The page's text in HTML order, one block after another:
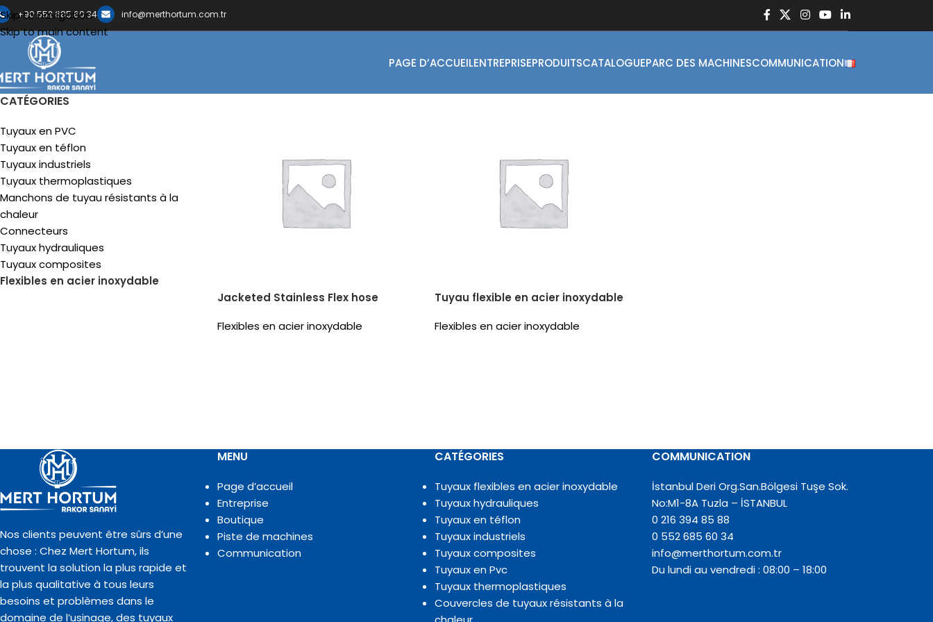
Skip to navigation
Skip to main content
+90 552 685 60 34 info@merthortum.com.tr
PAGE D’ACCUEILENTREPRISEPRODUITSCATALOGUEPARC DES MACHINESCOMMUNICATION
CATÉGORIES
Tuyaux en PVC
Tuyaux en téflon
Tuyaux industriels
Tuyaux thermoplastiques
Manchons de tuyau résistants à la
chaleur
Connecteurs
Tuyaux hydrauliques
Tuyaux composites
Flexibles en acier inoxydable
Jacketed Stainless Flex hose
Flexibles en acier inoxydable
Tuyau flexible en acier inoxydable
Flexibles en acier inoxydable
Nos clients peuvent être sûrs d’une
chose : Chez Mert Hortum, ils
trouvent la solution la plus rapide et
la plus qualitative à tous leurs
besoins et problèmes dans le
domaine de l’usinage, des tuyaux
MENU
Page d’accueil
Entreprise
Boutique
Piste de machines
Communication
CATÉGORIES
Tuyaux flexibles en acier inoxydable
Tuyaux hydrauliques
Tuyaux en téflon
Tuyaux industriels
Tuyaux composites
Tuyaux en Pvc
Tuyaux thermoplastiques
Couvercles de tuyaux résistants à la
COMMUNICATION
İstanbul Deri Org.San.Bölgesi Tuşe Sok.
No:M1-8A Tuzla – İSTANBUL
0 216 394 85 88
0 552 685 60 34
info@merthortum.com.tr
Du lundi au vendredi : 08:00 – 18:00